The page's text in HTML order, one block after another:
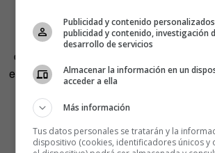
—Salvajees una publicación con un
distinto a lo que hay en los quioscos
es una revista especializada en deporte
forma de entender la
—Cuando vivía en Estados Unidos y
Publicidad y contenido
publicidad y contenido, investigación
desarrollo de servicios
Almacenar la información en un
acceder a ella
Más información
Tus datos personales se tratarán y la
dispositivo (cookies, identificadores únicos y